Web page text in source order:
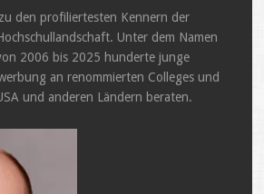
den profiliertesten Kennern der
Unter dem Namen
2006 bis 2025 hunderte junge
an renommierten Colleges und
und anderen Ländern beraten.